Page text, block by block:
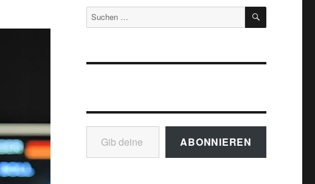
Suchen
nach:
SUCHEN
Gib deine E-Mail-Adresse ein ...
ABONNIEREN